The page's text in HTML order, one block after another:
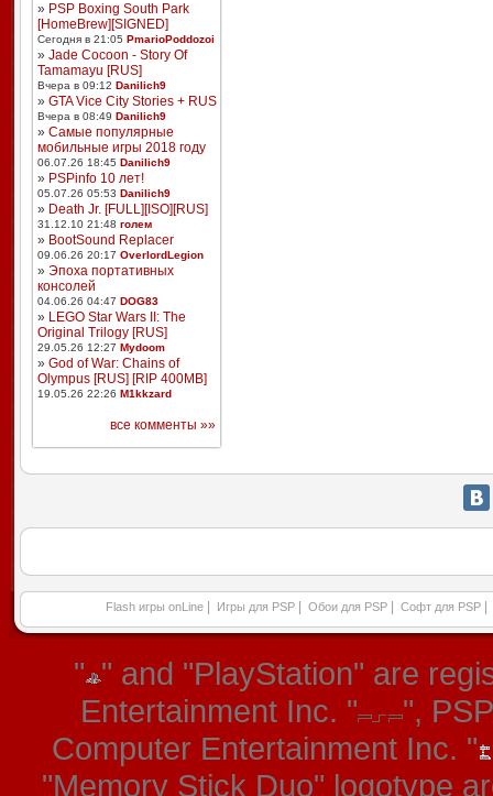
» PSP Boxing South Park
[HomeBrew][SIGNED]
Сегодня в 21:05 PmarioPoddozoi
» Jade Cocoon - Story Of
Tamamayu [RUS]
Вчера в 09:12 Danilich9
» GTA Vice City Stories + RUS
Вчера в 08:49 Danilich9
» Самые популярные
мобильные игры 2018 году
06.07.26 18:45 Danilich9
» PSPinfo 10 лет!
05.07.26 05:53 Danilich9
» Death Jr. [FULL][ISO][RUS]
31.12.10 21:48 голем
» BootSound Replacer
09.06.26 20:17 OverlordLegion
» Эпоха портативных
консолей
04.06.26 04:47 DOG83
» LEGO Star Wars II: The
Original Trilogy [RUS]
29.05.26 12:27 Mydoom
» God of War: Chains of
Olympus [RUS] [RIP 400MB]
19.05.26 22:26 M1kkzard
все комменты »»
Flash игры onLine Игры для PSP Обои для PSP Софт для PSP
" " and "PlayStation" are
Entertainment Inc. "
",
Computer Entertainment Inc. "
"Memory Stick Duo" logotype